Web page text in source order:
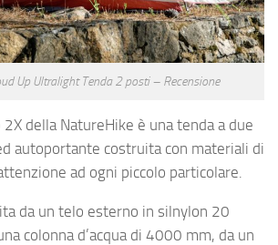
Up Ultralight Tenda 2 posti – Recensione
2X della NatureHike è una tenda a due
autoportante costruita con materiali di
ad ogni piccolo particolare.
da un telo esterno in silnylon 20
colonna d’acqua di 4000 mm, da un